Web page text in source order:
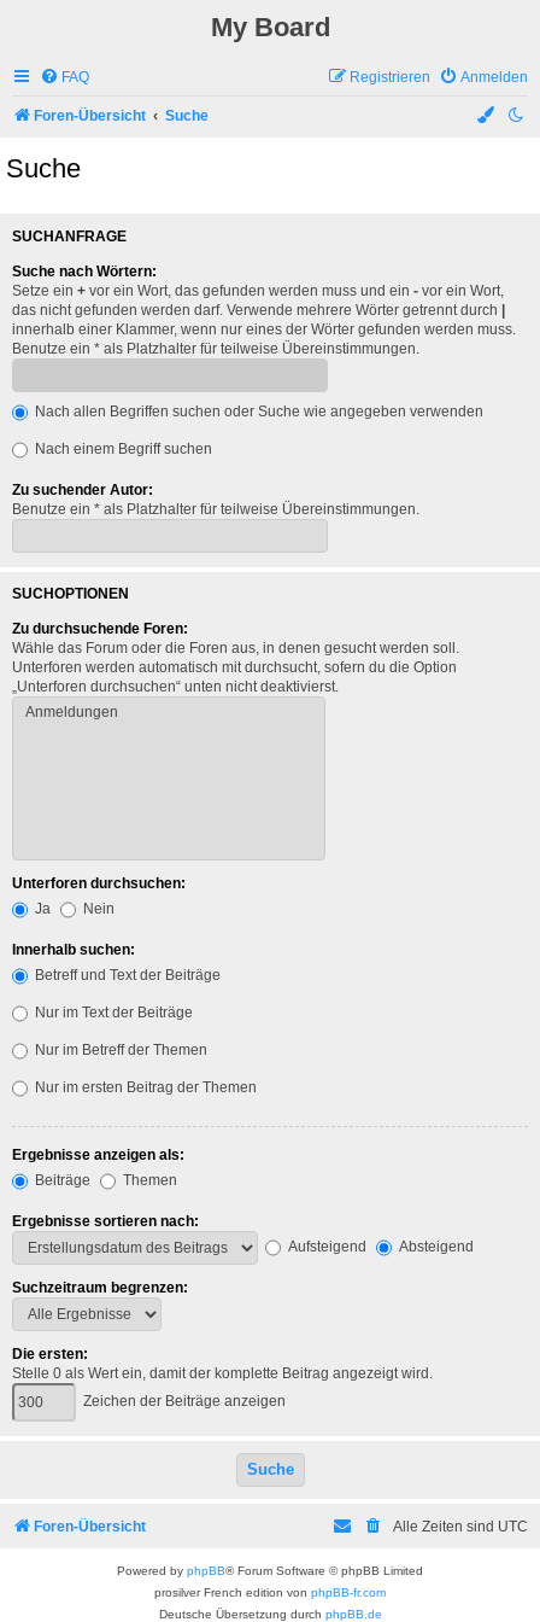
My Board
FAQ Anmelden
Registrieren
Foren-Übersicht Suche
Suche
SUCHANFRAGE
Suche nach Wörtern:
Setze ein + vor ein Wort, das gefunden werden muss und ein - vor ein Wort,
das nicht gefunden werden darf. Verwende mehrere Wörter getrennt durch |
innerhalb einer Klammer, wenn nur eines der Wörter gefunden werden muss.
Benutze ein * als Platzhalter für teilweise Übereinstimmungen.
Nach allen Begriffen suchen oder Suche wie angegeben verwenden
Nach einem Begriff suchen
Zu suchender Autor:
Benutze ein * als Platzhalter für teilweise Übereinstimmungen.
SUCHOPTIONEN
Zu durchsuchende Foren:
Wähle das Forum oder die Foren aus, in denen gesucht werden soll.
Unterforen werden automatisch mit durchsucht, sofern du die Option
„Unterforen durchsuchen“ unten nicht deaktivierst.
Unterforen durchsuchen:
Ja
Nein
Innerhalb suchen:
Betreff und Text der Beiträge
Nur im Text der Beiträge
Nur im Betreff der Themen
Nur im ersten Beitrag der Themen
Ergebnisse anzeigen als:
Beiträge
Themen
Ergebnisse sortieren nach:
Aufsteigend
Absteigend
Suchzeitraum begrenzen:
Die ersten:
Stelle 0 als Wert ein, damit der komplette Beitrag angezeigt wird.
Zeichen der Beiträge anzeigen
Foren-Übersicht Alle Zeiten sind UTC
Powered by phpBB® Forum Software © phpBB Limited
prosilver French edition von phpBB-fr.com
Deutsche Übersetzung durch phpBB.de